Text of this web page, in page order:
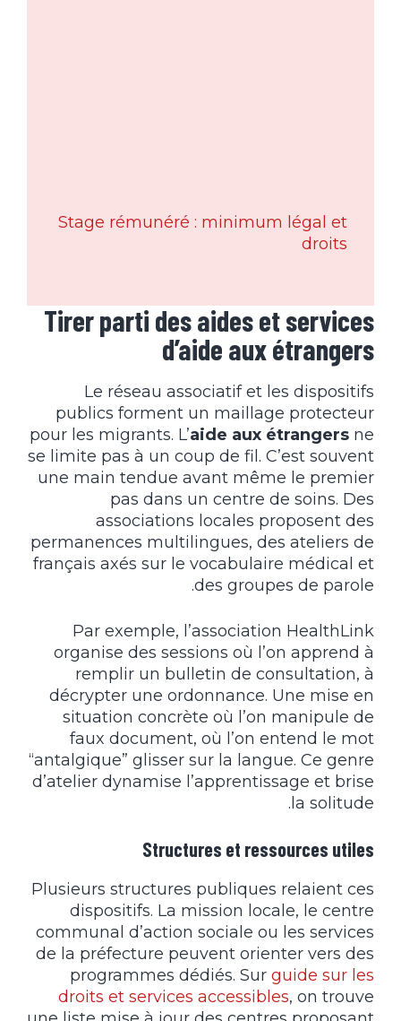
Stage rémunéré : minimum légal et
droits
Tirer parti des aides et services
d’aide aux étrangers
Le réseau associatif et les dispositifs
publics forment un maillage protecteur
pour les migrants. L’aide aux étrangers ne
se limite pas à un coup de fil. C’est souvent
une main tendue avant même le premier
pas dans un centre de soins. Des
associations locales proposent des
permanences multilingues, des ateliers de
français axés sur le vocabulaire médical et
des groupes de parole.
Par exemple, l’association HealthLink
organise des sessions où l’on apprend à
remplir un bulletin de consultation, à
décrypter une ordonnance. Une mise en
situation concrète où l’on manipule de
faux document, où l’on entend le mot
“antalgique” glisser sur la langue. Ce genre
d’atelier dynamise l’apprentissage et brise
la solitude.
Structures et ressources utiles
Plusieurs structures publiques relaient ces
dispositifs. La mission locale, le centre
communal d’action sociale ou les services
de la préfecture peuvent orienter vers des
programmes dédiés. Sur guide sur les
droits et services accessibles, on trouve